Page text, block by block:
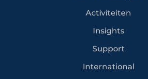
Activiteiten
Insights
Support
International